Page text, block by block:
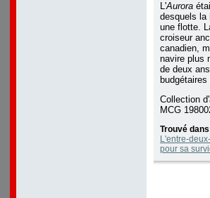
L'Aurora
desquels la
une flotte.
croiseur
canadien,
navire plus
de deux
Collection
MCG
Trouvé
L'entre-
pour sa